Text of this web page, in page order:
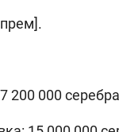
000